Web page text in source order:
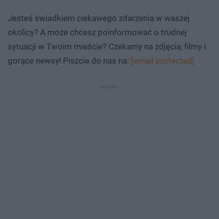
Jesteś świadkiem ciekawego zdarzenia w waszej
okolicy? A może chcesz poinformować o trudnej
sytuacji w Twoim mieście? Czekamy na zdjęcia, filmy i
gorące newsy! Piszcie do nas na: [email protected]